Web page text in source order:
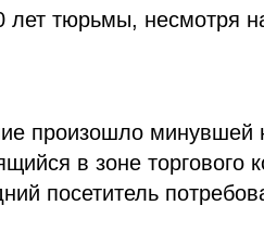
лет тюрьмы, несмотря
произошло
в зоне
посетитель